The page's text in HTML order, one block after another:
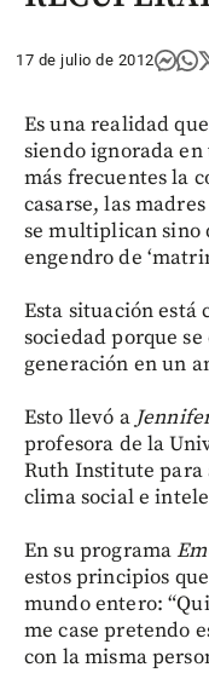
17 de julio de 2012
Es una realidad
siendo ignorada en
más frecuentes la
casarse, las
se multiplican sino
engendro de
Esta situación está
sociedad porque
generación en un
Esto llevó a
profesora de la
Ruth Institute para
clima social e
En su programa
estos principios
mundo entero:
me case pretendo
con la misma